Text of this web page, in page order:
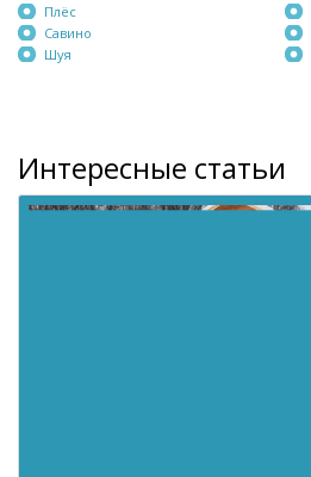
Плёс
Савино
Шуя
Интересные статьи